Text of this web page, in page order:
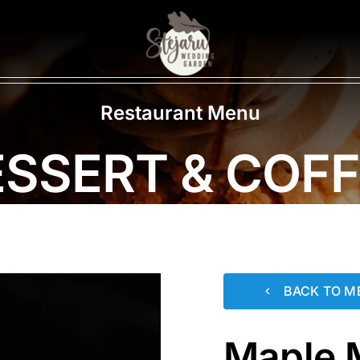
Restaurant Menu
&
BACK TO